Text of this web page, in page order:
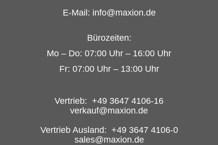
E-Mail: info@maxion.de
Bürozeiten:
Mo – Do: 07:00 Uhr – 16:00 Uhr
Fr: 07:00 Uhr – 13:00 Uhr
Vertrieb: +49 3647 4106-16
verkauf@maxion.de
Vertrieb Ausland: +49 3647 4106-0
sales@maxion.de